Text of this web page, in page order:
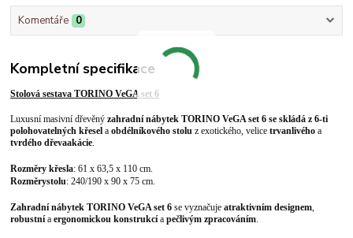
Komentáře 0
Kompletní specifikace
Stolová sestavaTORINO VeGA set 6
Luxusní masivní dřevěnýzahradní nábytekTORINO VeGA set 6 se skládá z 6-ti
polohovatelných křesel aobdélníkovéhostoluz exotického, velicetrvanlivého a
tvrdého dřevaakácie.
Rozměry křesla: 61 x 63,5 x 110 cm.
Rozměrystolu: 240/190 x 90 x 75 cm.
Zahradní nábytekTORINO VeGA set 6 se vyznačujeatraktivním designem,
robustníaergonomickou konstrukcíapečlivým zpracováním.